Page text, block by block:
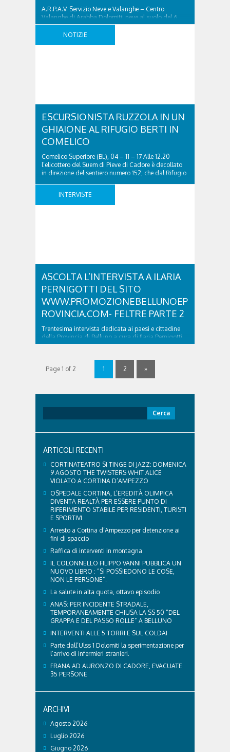
A.R.P.A.V. Servizio Neve e Valanghe – Centro
Valanghe di Arabba Dolomiti: neve al suolo del 6
novembre 2017 was last modified: Novembre 6th,
2017 by simona
NOTIZIE
ESCURSIONISTA RUZZOLA IN UN
GHIAIONE AL RIFUGIO BERTI IN
COMELICO
Comelico Superiore (BL), 04 – 11 – 17 Alle 12.20
l’elicottero del Suem di Pieve di Cadore è decollato
in direzione del sentiero numero 152, che dal Rifugio
ruzzolando per una ventina di metri nel ghiaione
sottostante. Sbarcati con ..
INTERVISTE
ASCOLTA L’INTERVISTA A ILARIA
PERNIGOTTI DEL SITO
WWW.PROMOZIONEBELLUNOEP
ROVINCIA.COM- FELTRE PARTE 2
Trentesima intervista dedicata ai paesi e cittadine
della Provincia di Belluno a cura di Ilaria Pernigotti
curatrice del sito
puntata si parla di Feltre, seconda parte
——————– Foto: Wikipedia.org ASCOLTA
L’INTERVISTA A ILARIA PERNIGOTTI DEL SITO
FELTRE PARTE 2 was last modified: Novembre 4th,
Page 1 of 2 1 2 »
per:
ARTICOLI RECENTI
CORTINATEATRO SI TINGE DI JAZZ: DOMENICA
9 AGOSTO THE TWISTERS WHIT ALICE
VIOLATO A CORTINA D’AMPEZZO
OSPEDALE CORTINA, L’EREDITÀ OLIMPICA
DIVENTA REALTÀ PER ESSERE PUNTO DI
RIFERIMENTO STABILE PER RESIDENTI, TURISTI
E SPORTIVI
Arresto a Cortina d’Ampezzo per detenzione ai
fini di spaccio
Raffica di interventi in montagna
IL COLONNELLO FILIPPO VANNI PUBBLICA UN
NUOVO LIBRO : “SI POSSIEDONO LE COSE,
NON LE PERSONE”.
La salute in alta quota, ottavo episodio
ANAS: PER INCIDENTE STRADALE,
TEMPORANEAMENTE CHIUSA LA SS 50 “DEL
GRAPPA E DEL PASSO ROLLE” A BELLUNO
INTERVENTI ALLE 5 TORRI E SUL COLDAI
Parte dall’Ulss 1 Dolomiti la sperimentazione per
l’arrivo di infermieri stranieri.
FRANA AD AURONZO DI CADORE, EVACUATE
35 PERSONE
ARCHIVI
Agosto 2026
Luglio 2026
Giugno 2026